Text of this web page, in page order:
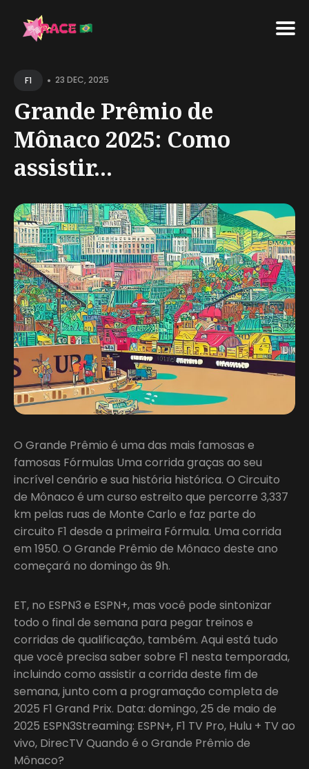
for
F1 • 23 DEC, 2025
Grande Prêmio de
Mônaco 2025: Como
assistir...
O Grande Prêmio é uma das mais famosas e
famosas Fórmulas Uma corrida graças ao seu
incrível cenário e sua história histórica. O Circuito
de Mônaco é um curso estreito que percorre 3,337
km pelas ruas de Monte Carlo e faz parte do
circuito F1 desde a primeira Fórmula. Uma corrida
em 1950. O Grande Prêmio de Mônaco deste ano
começará no domingo às 9h.
ET, no ESPN3 e ESPN+, mas você pode sintonizar
todo o final de semana para pegar treinos e
corridas de qualificação, também. Aqui está tudo
que você precisa saber sobre F1 nesta temporada,
incluindo como assistir a corrida deste fim de
semana, junto com a programação completa de
2025 F1 Grand Prix. Data: domingo, 25 de maio de
2025 ESPN3Streaming: ESPN+, F1 TV Pro, Hulu + TV ao
vivo, DirecTV Quando é o Grande Prêmio de
Mônaco?